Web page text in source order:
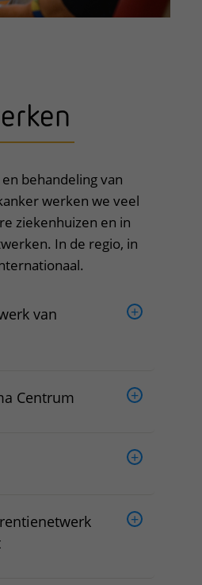
behandeling van
werken we veel
ziekenhuizen en in
In de regio, in
van
Centrum